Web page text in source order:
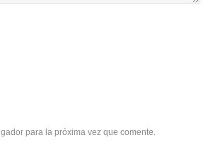
para la próxima vez que comente.